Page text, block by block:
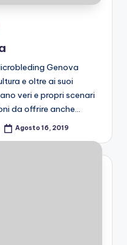
Genova
e oltre ai suoi
veri e propri scenari
da offrire anche…
Agosto 16, 2019